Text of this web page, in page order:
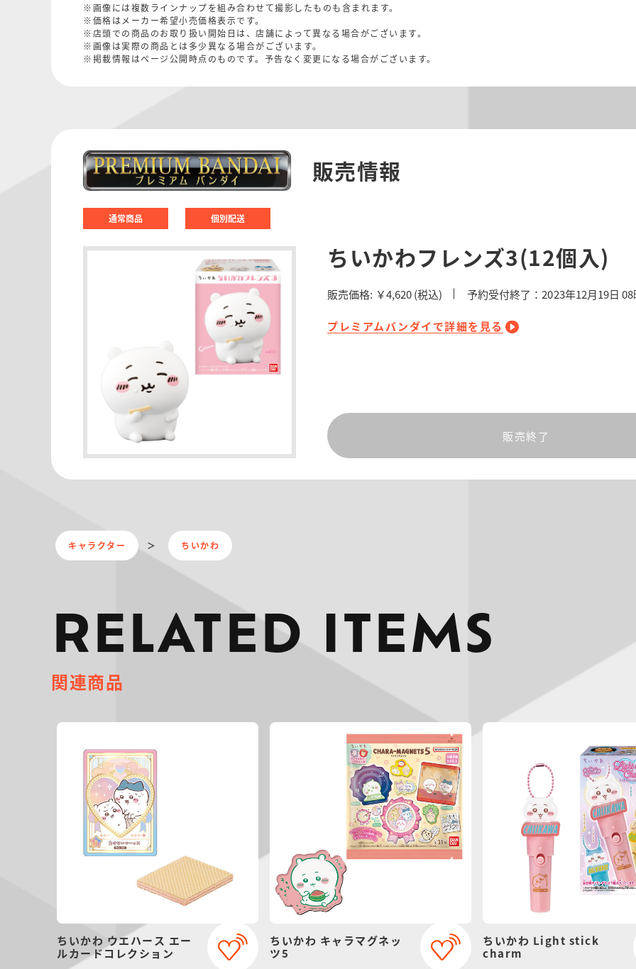
※画像には複数ラインナップを組み合わせて撮影したものも含まれます。
※価格はメーカー希望小売価格表示です。
※店頭での商品のお取り扱い開始日は、店舗によって異なる場合がございます。
※画像は実際の商品とは多少異なる場合がございます。
※掲載情報はページ公開時点のものです。予告なく変更になる場合がございます。
販売情報
通常商品 個別配送
ちいかわフレンズ3(12個入)
販売価格: ￥4,620(税込) 予約受付終了：2023年12月19日
プレミアムバンダイで詳細を見る
販売終了
キャラクター ちいかわ
RELATED ITEMS
関連商品
ちいかわ ウエハース エー
ルカードコレクション
ちいかわ キャラマグネッ
ツ5
ちいかわ Light stick
charm